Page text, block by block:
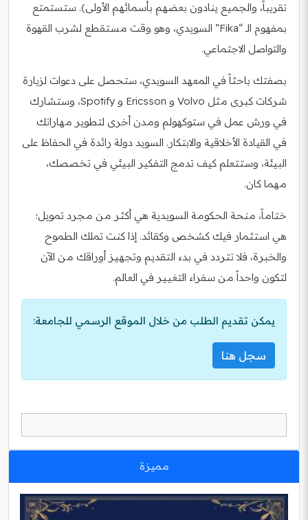
تقريباً، والجميع ينادون بعضهم بأسمائهم الأولى). ستستمتع
بمفهوم الـ “Fika” السويدي، وهو وقت مستقطع لشرب القهوة
والتواصل الاجتماعي.
بصفتك باحثاً في المعهد السويدي، ستحصل على دعوات لزيارة
شركات كبرى مثل Volvo و Ericsson و Spotify، وستشارك
في ورش عمل في ستوكهولم ومدن أخرى لتطوير مهاراتك
في القيادة الأخلاقية والابتكار. السويد دولة رائدة في الحفاظ على
البيئة، وستتعلم كيف تدمج التفكير البيئي في تخصصك،
مهما كان.
ختاماً، منحة الحكومة السويدية هي أكثر من مجرد تمويل؛
هي استثمار فيك كشخص وكقائد. إذا كنت تملك الطموح
والخبرة، فلا تتردد في بدء التقديم وتجهيز أوراقك من الآن
لتكون واحداً من سفراء التغيير في العالم.
يمكن تقديم الطلب من خلال الموقع الرسمي للجامعة:
سجل هنا
مميزة